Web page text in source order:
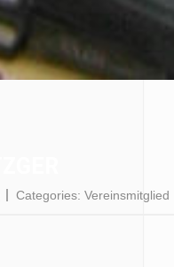
Categories: Vereinsmitglied